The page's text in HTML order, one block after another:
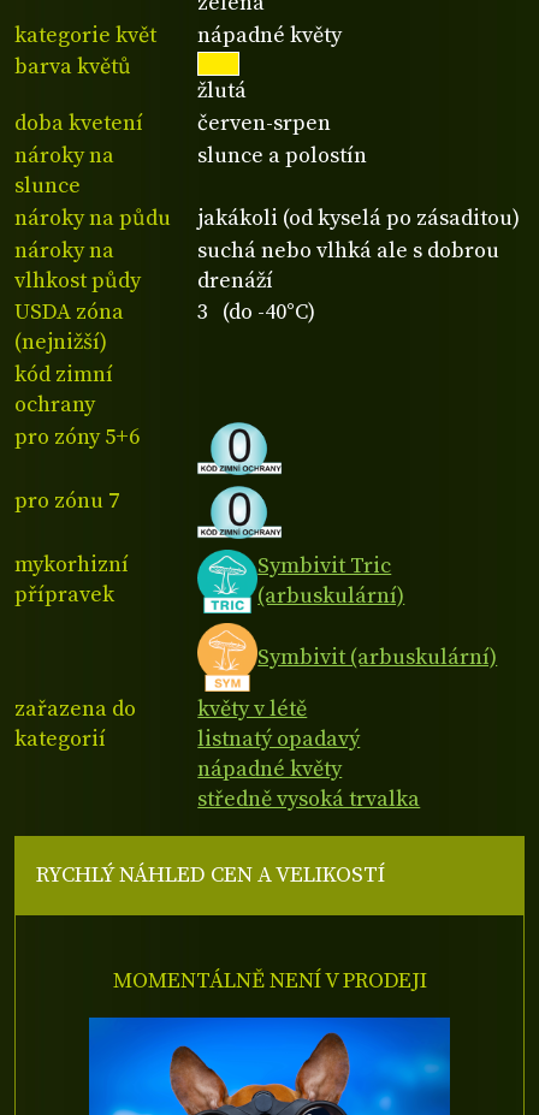
kategorie květ
nápadné květy
barva květů
žlutá
doba kvetení
červen-srpen
nároky na
slunce
slunce a polostín
nároky na půdu
jakákoli (od kyselá po zásaditou)
nároky na
vlhkost půdy
suchá nebo vlhká ale s dobrou
drenáží
USDA zóna
(nejnižší)
3 (do -40°C)
kód zimní
ochrany
pro zóny 5+6
pro zónu 7
mykorhizní
přípravek
Symbivit Tric
(arbuskulární)
Symbivit (arbuskulární)
zařazena do
kategorií
květy v létě
listnatý opadavý
nápadné květy
středně vysoká trvalka
RYCHLÝ NÁHLED CEN A VELIKOSTÍ
MOMENTÁLNĚ NENÍ V PRODEJI